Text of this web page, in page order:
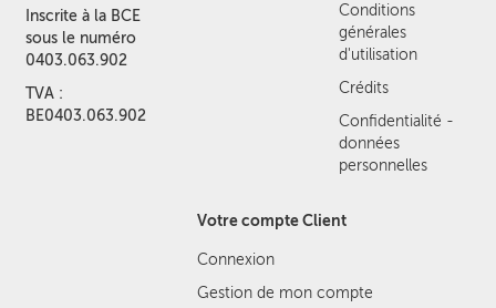
Inscrite à la BCE
sous le numéro
0403.063.902
TVA :
BE0403.063.902
Conditions
générales
d'utilisation
Crédits
Confidentialité -
données
personnelles
Votre compte Client
Connexion
Gestion de mon compte